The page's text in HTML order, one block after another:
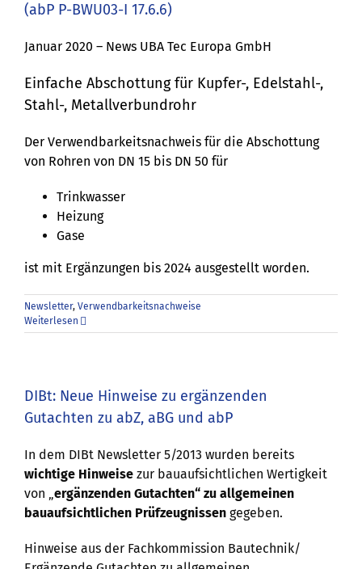
(abP P-BWU03-I 17.6.6)
Januar 2020 – News UBA Tec Europa GmbH
Einfache Abschottung für Kupfer-, Edelstahl-,
Stahl-, Metallverbundrohr
Der Verwendbarkeitsnachweis für die Abschottung
von Rohren von DN 15 bis DN 50 für
Trinkwasser
Heizung
Gase
ist mit Ergänzungen bis 2024 ausgestellt worden.
Newsletter, Verwendbarkeitsnachweise
Weiterlesen
DIBt: Neue Hinweise zu ergänzenden
Gutachten zu abZ, aBG und abP
In dem DIBt Newsletter 5/2013 wurden bereits
wichtige Hinweise zur bauaufsichtlichen Wertigkeit
von „ ergänzenden Gutachten“ zu allgemeinen
bauaufsichtlichen Prüfzeugnissen gegeben.
Hinweise aus der Fachkommission Bautechnik/